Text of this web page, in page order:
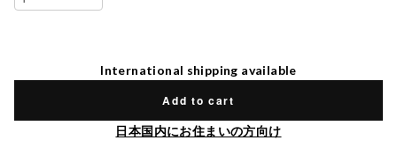
International shipping available
Add to cart
日本国内にお住まいの方向け